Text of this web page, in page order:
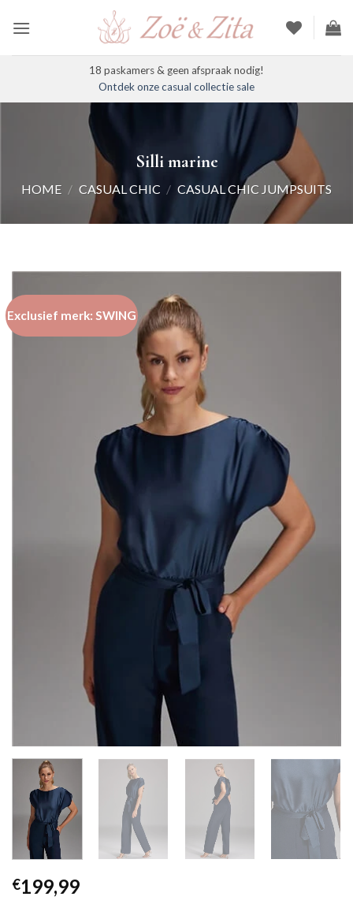
naar
18 paskamers & geen afspraak nodig!
Ontdek onze casual collectie sale
Silli marine
HOME / CASUAL CHIC / CASUAL CHIC JUMPSUITS
Exclusief merk: SWING
€199,99